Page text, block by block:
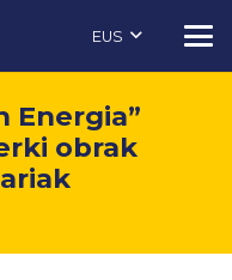
EUS
Energia”
obrak